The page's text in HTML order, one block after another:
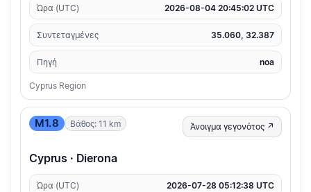
Ώρα (UTC) 2026-08-04 20:45:02 UTC
Συντεταγμένες 35.060, 32.387
Πηγή noa
Cyprus Region
M1.8 Βάθος: 11 km Άνοιγμα γεγονότος ↗
Cyprus · Dierona
Ώρα (UTC) 2026-07-28 05:12:38 UTC